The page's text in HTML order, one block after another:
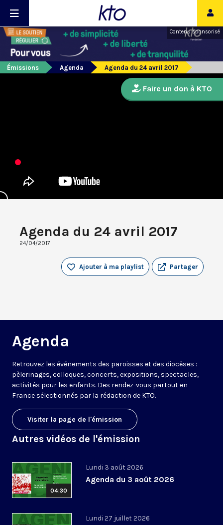
Contenu sponsorisé
Émissions Agenda Agenda du 24 avril 2017
Agenda du 24 avril 2017
24/04/2017
Partager
Ajouter à ma playlist
Agenda
Retrouvez les événements des paroisses et des diocèses :
pèlerinages, colloques, concerts, expositions, spectacles,
activités pour les enfants. Des rendez-vous partout en
France sélectionnés par la rédaction de KTO.
Visiter la page de l'émission
Autres vidéos de l'émission
04:30
Lundi 3 août 2026
Agenda du 3 août 2026
Lundi 27 juillet 2026
Faire un don à KTO